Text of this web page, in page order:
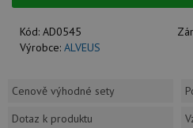
Kód: AD0545
Výrobce: ALVEUS
Cenově výhodné sety
Dotaz k produktu